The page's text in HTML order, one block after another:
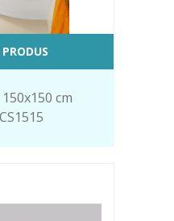
cm